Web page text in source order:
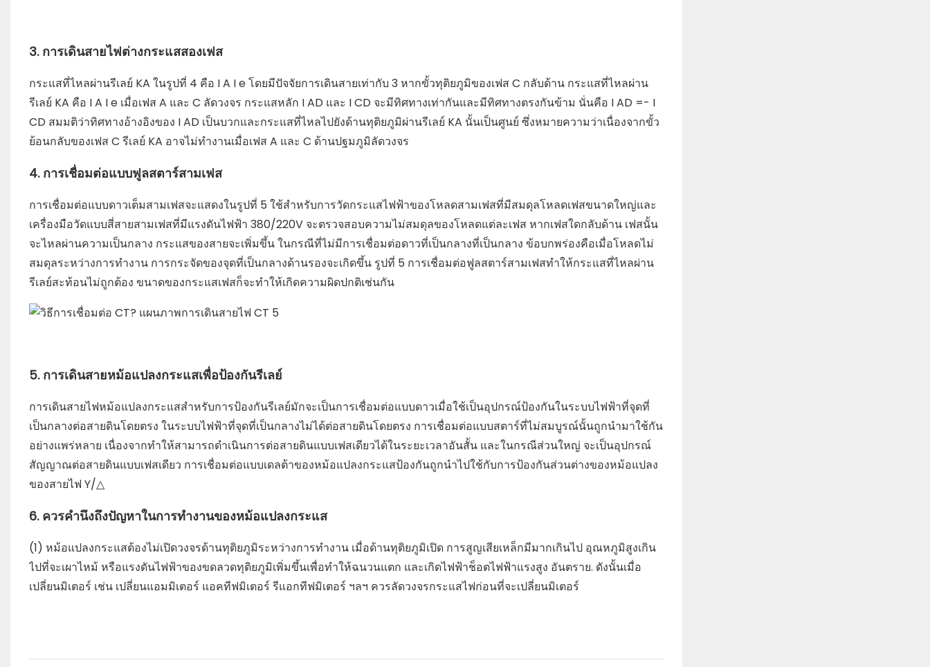
3. การเดินสายไฟต่างกระแสสองเฟส
กระแสที่ไหลผ่านรีเลย์ KA ในรูปที่ 4 คือ I A I e โดยมีปัจจัยการเดินสายเท่ากับ 3 หากขั้วทุติยภูมิของเฟส C กลับด้าน กระแสที่ไหลผ่าน
รีเลย์ KA คือ I A I e เมื่อเฟส A และ C ลัดวงจร กระแสหลัก I AD และ I CD จะมีทิศทางเท่ากันและมีทิศทางตรงกันข้าม นั่นคือ I AD =- I
CD สมมติว่าทิศทางอ้างอิงของ I AD เป็นบวกและกระแสที่ไหลไปยังด้านทุติยภูมิผ่านรีเลย์ KA นั้นเป็นศูนย์ ซึ่งหมายความว่าเนื่องจากขั้ว
ย้อนกลับของเฟส C รีเลย์ KA อาจไม่ทำงานเมื่อเฟส A และ C ด้านปฐมภูมิลัดวงจร
4. การเชื่อมต่อแบบฟูลสตาร์สามเฟส
การเชื่อมต่อแบบดาวเต็มสามเฟสจะแสดงในรูปที่ 5 ใช้สำหรับการวัดกระแสไฟฟ้าของโหลดสามเฟสที่มีสมดุลโหลดเฟสขนาดใหญ่และ
เครื่องมือวัดแบบสี่สายสามเฟสที่มีแรงดันไฟฟ้า 380/220V จะตรวจสอบความไม่สมดุลของโหลดแต่ละเฟส หากเฟสใดกลับด้าน เฟสนั้น
จะไหลผ่านความเป็นกลาง กระแสของสายจะเพิ่มขึ้น ในกรณีที่ไม่มีการเชื่อมต่อดาวที่เป็นกลางที่เป็นกลาง ข้อบกพร่องคือเมื่อโหลดไม่
สมดุลระหว่างการทำงาน การกระจัดของจุดที่เป็นกลางด้านรองจะเกิดขึ้น รูปที่ 5 การเชื่อมต่อฟูลสตาร์สามเฟสทำให้กระแสที่ไหลผ่าน
รีเลย์สะท้อนไม่ถูกต้อง ขนาดของกระแสเฟสก็จะทำให้เกิดความผิดปกติเช่นกัน
5. การเดินสายหม้อแปลงกระแสเพื่อป้องกันรีเลย์
การเดินสายไฟหม้อแปลงกระแสสำหรับการป้องกันรีเลย์มักจะเป็นการเชื่อมต่อแบบดาวเมื่อใช้เป็นอุปกรณ์ป้องกันในระบบไฟฟ้าที่จุดที่
เป็นกลางต่อสายดินโดยตรง ในระบบไฟฟ้าที่จุดที่เป็นกลางไม่ได้ต่อสายดินโดยตรง การเชื่อมต่อแบบสตาร์ที่ไม่สมบูรณ์นั้นถูกนำมาใช้กัน
อย่างแพร่หลาย เนื่องจากทำให้สามารถดำเนินการต่อสายดินแบบเฟสเดียวได้ในระยะเวลาอันสั้น และในกรณีส่วนใหญ่ จะเป็นอุปกรณ์
สัญญาณต่อสายดินแบบเฟสเดียว การเชื่อมต่อแบบเดลต้าของหม้อแปลงกระแสป้องกันถูกนำไปใช้กับการป้องกันส่วนต่างของหม้อแปลง
ของสายไฟ Y/△
6. ควรคำนึงถึงปัญหาในการทำงานของหม้อแปลงกระแส
(1) หม้อแปลงกระแสต้องไม่เปิดวงจรด้านทุติยภูมิระหว่างการทำงาน เมื่อด้านทุติยภูมิเปิด การสูญเสียเหล็กมีมากเกินไป อุณหภูมิสูงเกิน
ไปที่จะเผาไหม้ หรือแรงดันไฟฟ้าของขดลวดทุติยภูมิเพิ่มขึ้นเพื่อทำให้ฉนวนแตก และเกิดไฟฟ้าช็อตไฟฟ้าแรงสูง อันตราย. ดังนั้นเมื่อ
เปลี่ยนมิเตอร์ เช่น เปลี่ยนแอมมิเตอร์ แอคทีฟมิเตอร์ รีแอกทีฟมิเตอร์ ฯลฯ ควรลัดวงจรกระแสไฟก่อนที่จะเปลี่ยนมิเตอร์